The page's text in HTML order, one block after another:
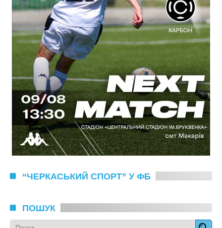
“ЧЕРКАСЬКИЙ СПОРТ” У ФБ
ПОШУК